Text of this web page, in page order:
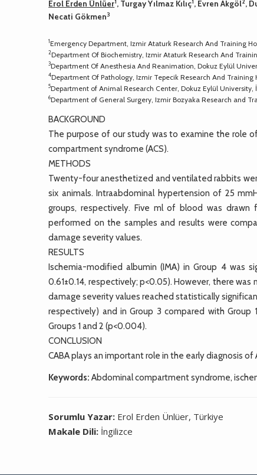
Erol Erden Ünlüer , Turgay Yılmaz Kılıç , Evren Akgöl ,
Necati Gökmen3
1Emergency Department, Izmir Ataturk Research And Training
2Department Of Biochemistry, Izmir Ataturk Research And
3Department Of Anesthesia And Reanimation, Dokuz Eylül
4Department Of Pathology, Izmir Tepecik Research And Training
5Department of Animal Research Center, Dokuz Eylül University,
6Department of General Surgery, Izmir Bozyaka Research and
BACKGROUND
The purpose of our study was to examine the role
compartment syndrome (ACS).
METHODS
Twenty-four anesthetized and ventilated rabbits
six animals. Intraabdominal hypertension of 25
groups, respectively. Five ml of blood was
performed on the samples and results were
damage severity values.
RESULTS
Ischemia-modified albumin (IMA) in Group 4 was
0.61±0.14, respectively; p<0.05). However, there
damage severity values reached statistically
respectively) and in Group 3 compared with
Groups 1 and 2 (p<0.004).
CONCLUSION
CABA plays an important role in the early diagnosis
Keywords: Abdominal compartment syndrome,
Sorumlu Yazar: Erol Erden Ünlüer, Türkiye
Makale Dili: İngilizce